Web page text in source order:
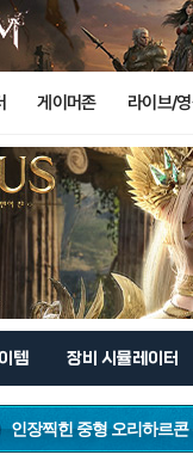
게이머존 라이브/
템 장비 시뮬레이터
인장찍힌 중형 오리하르콘